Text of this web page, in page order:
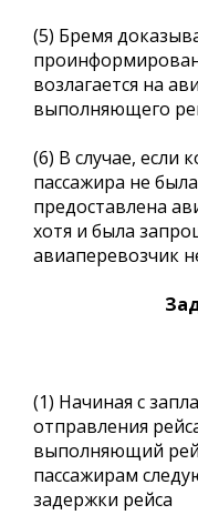
(5) Бремя
возлагается на
выполняющего
(6) В случае, если
пассажира не
предоставлена
хотя и была
авиаперевозчик
(1) Начиная с
отправления
выполняющий
пассажирам
задержки рейса